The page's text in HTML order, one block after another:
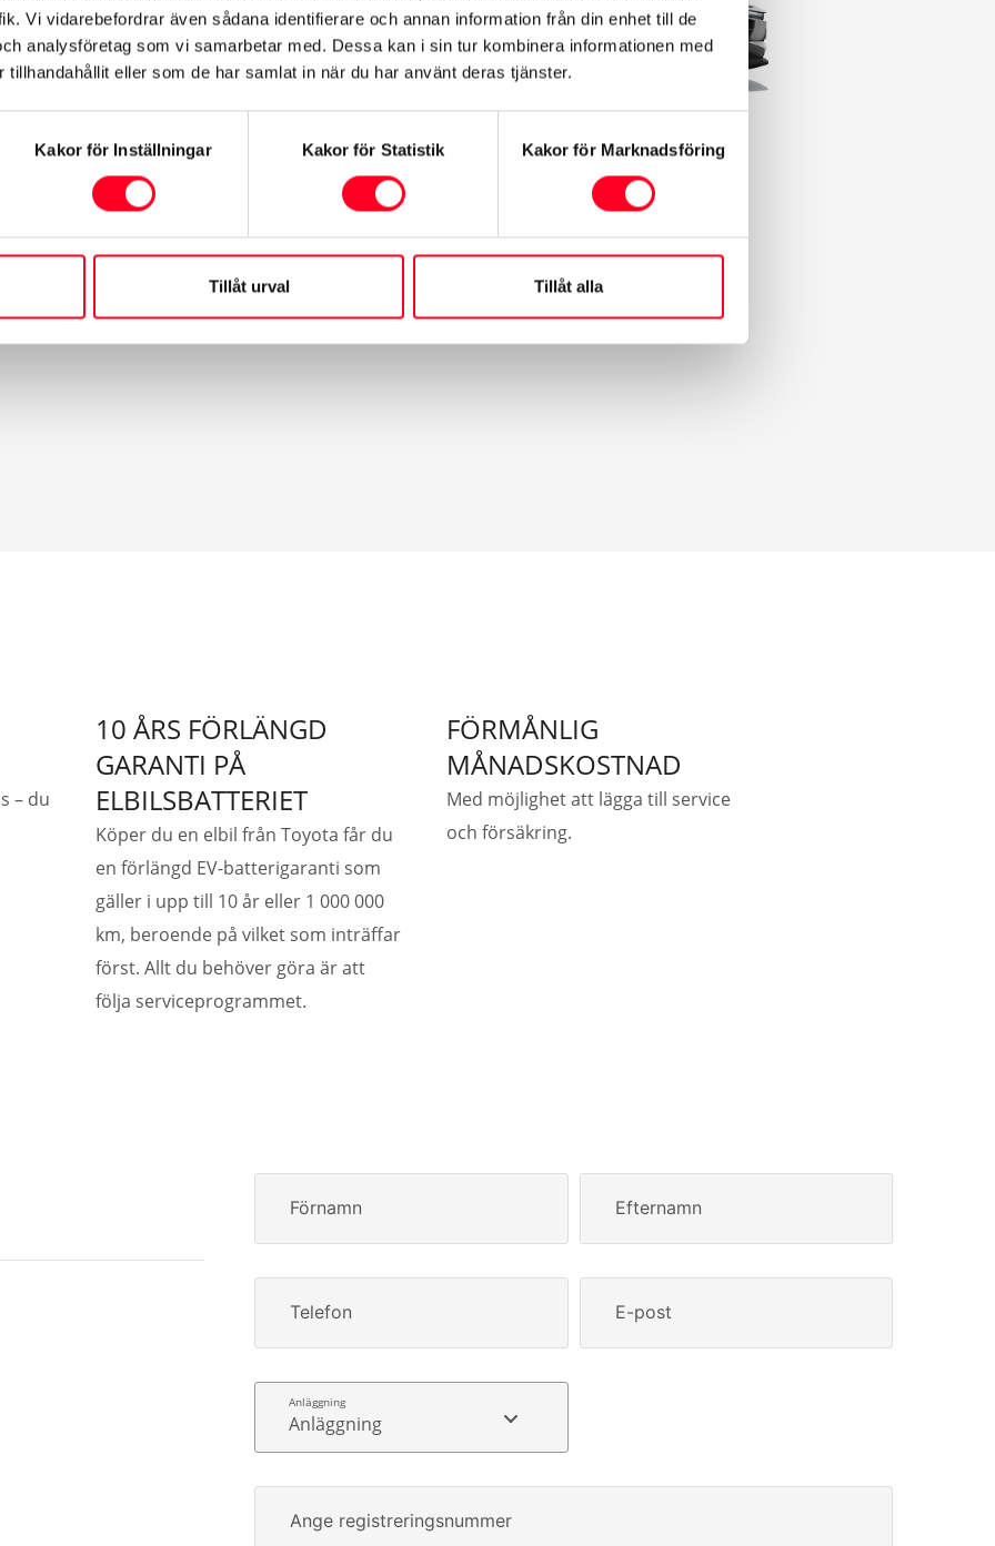
Vi vidarebefordrar även sådana identifierare och annan information från din enhet till de
analysföretag som vi samarbetar med. Dessa kan i sin tur kombinera informationen med
tillhandahållit eller som de har samlat in när du har använt deras tjänster.
Kakor för Inställningar Kakor för Statistik Kakor för Marknadsföring
Tillåt urval Tillåt alla
från
– du
10 ÅRS FÖRLÄNGD
GARANTI PÅ
ELBILSBATTERIET
Köper du en elbil från Toyota får du
en förlängd EV-batterigaranti som
gäller i upp till 10 år eller 1 000 000
km, beroende på vilket som inträffar
först. Allt du behöver göra är att
följa serviceprogrammet.
FÖRMÅNLIG
MÅNADSKOSTNAD
Med möjlighet att lägga till service
och försäkring.
Förnamn Efternamn
Telefon E-post
Anläggning
Ange registreringsnummer